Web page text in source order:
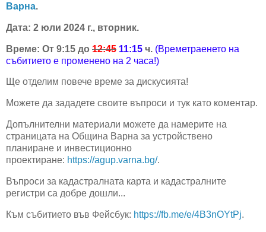
Варна.
Дата: 2 юли 2024 г., вторник.
Време: От 9:15 до 12:45 11:15 ч. (Времетраенето на
събитието е променено на 2 часа!)
Ще отделим повече време за дискусията!
Можете да зададете своите въпроси и тук като коментар.
Допълнителни материали можете да намерите на
страницата на Община Варна за устройствено
планиране и инвестиционно
проектиране: https://agup.varna.bg/.
Въпроси за кадастралната карта и кадастралните
регистри са добре дошли...
Към събитието във Фейсбук: https://fb.me/e/4B3nOYtPj.